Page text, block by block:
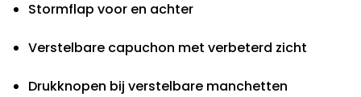
Stormflap voor en achter
Verstelbare capuchon met verbeterd zicht
Drukknopen bij verstelbare manchetten